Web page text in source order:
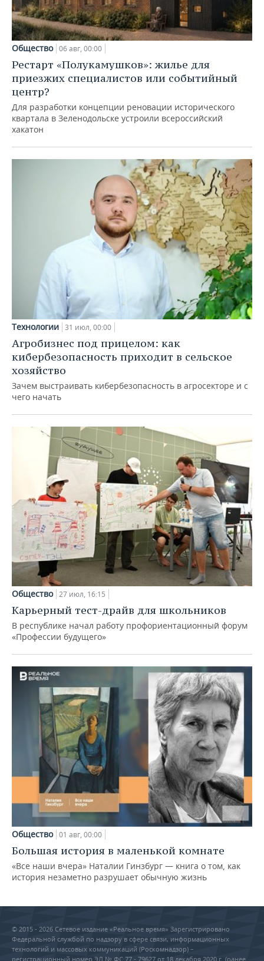
Общество 06 авг, 00:00
Рестарт «Полукамушков»: жилье для
приезжих специалистов или событийный
центр?
Для разработки концепции реновации исторического
квартала в Зеленодольске устроили всероссийский
хакатон
Технологии 31 июл, 00:00
Агробизнес под прицелом: как
кибербезопасность приходит в сельское
хозяйство
Зачем выстраивать кибербезопасность в агросекторе и с
чего начать
Общество 27 июл, 16:15
Карьерный тест-драйв для школьников
В республике начал работу профориентационный форум
«Профессии будущего»
Общество 01 авг, 00:00
Большая история в маленькой комнате
«Все наши вчера» Наталии Гинзбург — книга о том, как
история незаметно разрушает обычную жизнь
© 2015 - 2026 Сетевое издание «Реальное время» Зарегистрировано
Федеральной службой по надзору в сфере связи, информационных
технологий и массовых коммуникаций (Роскомнадзор) –
регистрационный номер ЭЛ № ФС 77 - 79627 от 18 декабря 2020 г. (ранее